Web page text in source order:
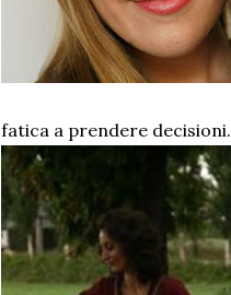
fatica a prendere decisioni.